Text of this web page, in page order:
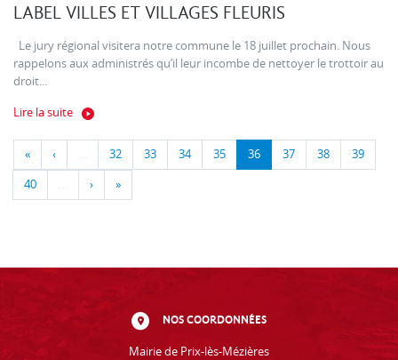
LABEL VILLES ET VILLAGES FLEURIS
Le jury régional visitera notre commune le 18 juillet prochain. Nous
rappelons aux administrés qu’il leur incombe de nettoyer le trottoir au
droit...
Lire la suite
« ‹ … 32 33 34 35 36 37 38 39
40 … › »
NOS COORDONNÉES
Mairie de Prix-lès-Mézières